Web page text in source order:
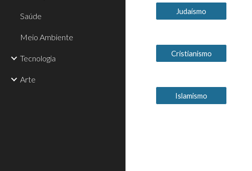
Saúde
Meio Ambiente
Tecnologia
Arte
Judaísmo
Cristianismo
Islamismo